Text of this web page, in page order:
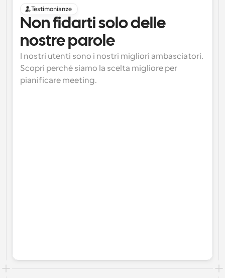
Testimonianze
Non fidarti solo delle
nostre parole
I nostri utenti sono i nostri migliori ambasciatori.
Scopri perché siamo la scelta migliore per
pianificare meeting.